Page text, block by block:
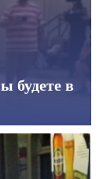
будете в